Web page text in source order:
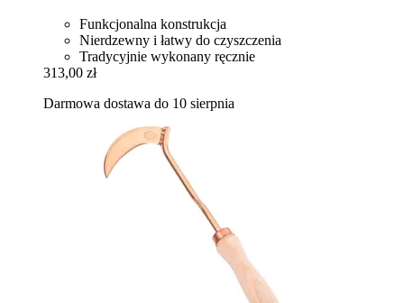
Funkcjonalna konstrukcja
Nierdzewny i łatwy do czyszczenia
Tradycyjnie wykonany ręcznie
313,00 zł
Darmowa dostawa do 10 sierpnia